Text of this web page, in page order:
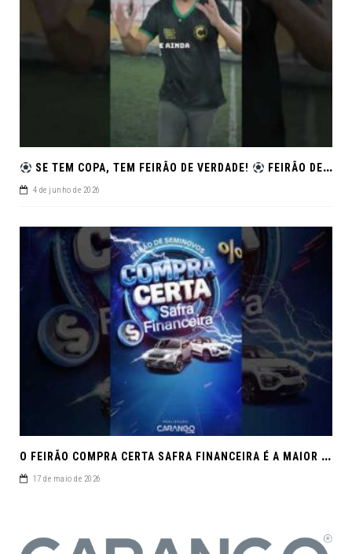
SE TEM COPA, TEM FEIRÃO DE VERDADE! FEIRÃO DE SEMINOVOS EM ALTA – ARACAJU
4 de junho de 2026
O
FEIRÃO COMPRA CERTA SAFRA FINANCEIRA É A MAIOR REUNIÃO DE SEMINOVOS DE MACEIÓ EM 2026.
17 de maio de 2026